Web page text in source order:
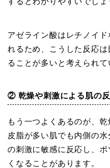
アゼライン酸はレチノイ
れるため、こうした反応
ることが多いと考えられて
② 乾燥や刺激による肌の
もう一つよくあるのが、
皮脂が多い肌でも内側の
の刺激に敏感に反応し、
くなることがあります。